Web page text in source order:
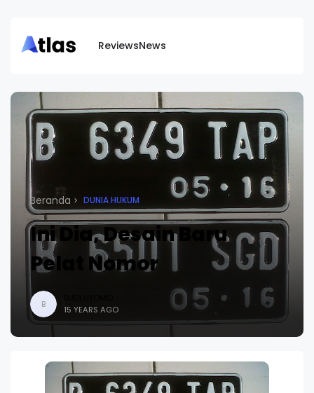
ReviewsNews
Beranda DUNIA HUKUM
Ini Dia, Desain Baru
Pelat Nomor
B
15 YEARS AGO